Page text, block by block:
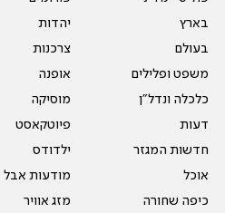
בארץ
בעולם
משפט ופלילים
כלכלה ונדל"ן
דעות
חדשות המגזר
אוכל
כיפה שחורה
יהדות
צרכנות
אופנה
מוסיקה
פיוטקאסט
ילדודס
מודעות אבל
מזג אוויר